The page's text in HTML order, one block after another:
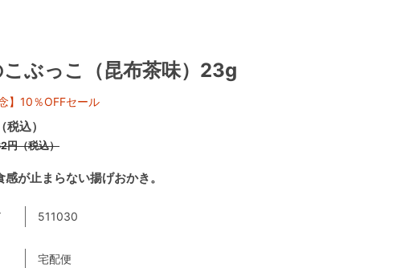
が止まらない揚げおかき。
ぶっこ（昆布茶味）23g
】10％OFFセール
（税込）
円（税込）
511030
宅配便